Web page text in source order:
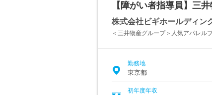
【障がい者指導員】三
株式会社ビギホールディン
＜三井物産グループ＞人気アパレル
勤務地
東京都
初年度年収